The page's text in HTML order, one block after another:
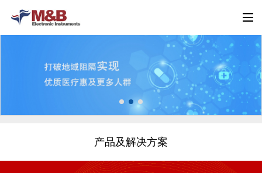
产品及解决方案